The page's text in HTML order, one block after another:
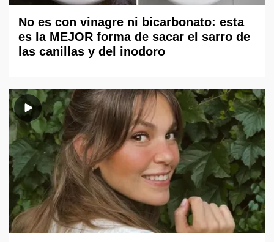
No es con vinagre ni bicarbonato: esta
es la MEJOR forma de sacar el sarro de
las canillas y del inodoro